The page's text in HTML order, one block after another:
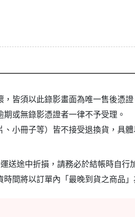
，皆須以此錄影畫面為唯一售後憑證
或無錄影憑證者一律不予受理。
小冊子等）皆不接受退換貨，具
送途中折損，請務必於結帳時自行
間將以訂單內「最晚到貨之商品